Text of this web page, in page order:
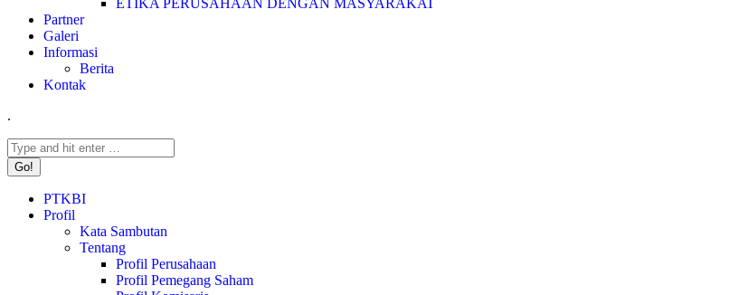
ETIKA PERUSAHAAN DENGAN MASYARAKAT
Partner
Galeri
Informasi
Berita
Kontak
.
Search:
PTKBI
Profil
Kata Sambutan
Tentang
Profil Perusahaan
Profil Pemegang Saham